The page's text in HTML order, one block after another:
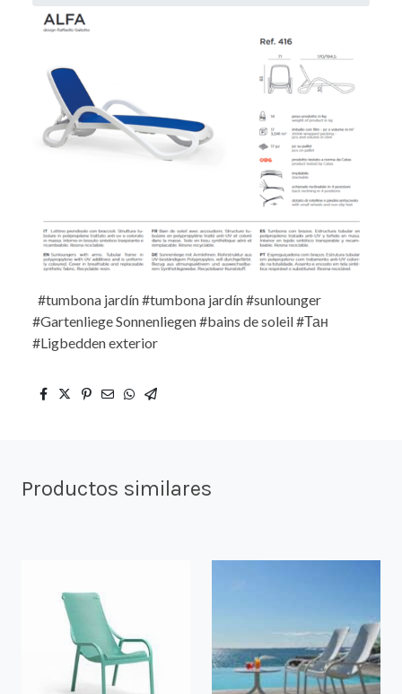
#tumbona jardín #tumbona jardín #sunlounger
#Gartenliege Sonnenliegen #bains de soleil #Тан
#Ligbedden exterior
Productos similares